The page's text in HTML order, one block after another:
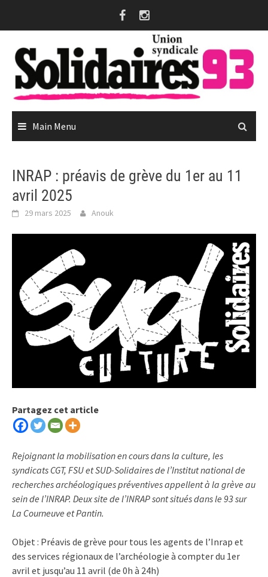
Main Menu
INRAP : préavis de grève du 1er au 11
avril 2025
29 mars 2025 Anouk
Partagez cet article
Rejoignant la mobilisation en cours dans la culture, les
syndicats CGT, FSU et SUD-Solidaires de l’Institut national de
recherches archéologiques préventivesappellent à la grève au
sein de l’INRAP. Deux site de l’INRAP sont situés dans le 93 sur
La Courneuve et Pantin.
Objet : Préavis de grève pour tous les agents de l’Inrap et
des services régionaux de l’archéologie à compter du 1er
avril et jusqu’au 11 avril (de 0h à 24h)